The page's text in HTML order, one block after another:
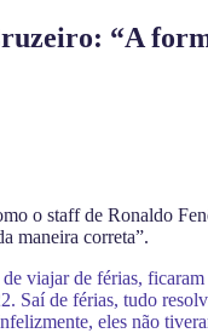
“A
o staff de Ronaldo
maneira correta”.
viajar de férias,
Saí de férias, tudo
eles não